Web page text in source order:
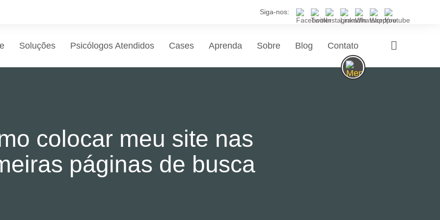
Siga-nos:
Soluções Psicólogos Atendidos Cases Aprenda Sobre Blog Contato
colocar meu site nas
páginas de busca